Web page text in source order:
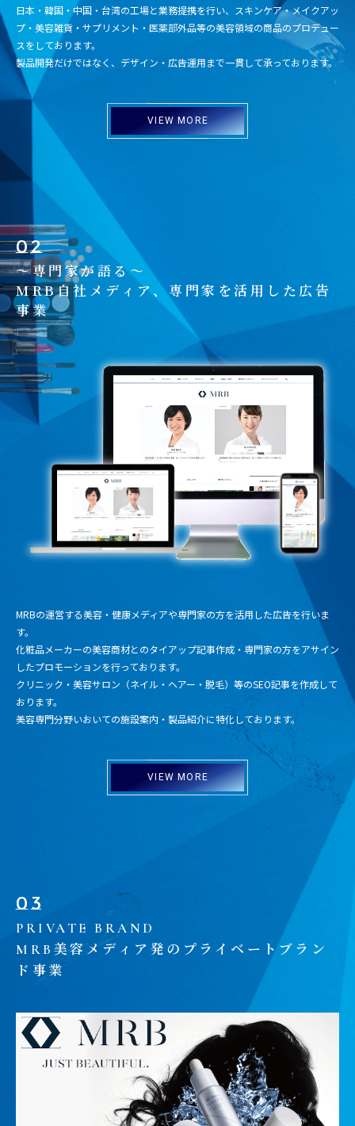
日本・韓国・中国・台湾の工場と業務提携を行い、スキンケア・メイクアッ
プ・美容雑貨・サプリメント・医薬部外品等の美容領域の商品のプロデュー
スをしております。
製品開発だけではなく、デザイン・広告運用まで一貫して承っております。
VIEW MORE
02
～専門家が語る～
MRB自社メディア、専門家を活用した広告
事業
MRBの運営する美容・健康メディアや専門家の方を活用した広告を行いま
す。
化粧品メーカーの美容商材とのタイアップ記事作成・専門家の方をアサイン
したプロモーションを行っております。
クリニック・美容サロン（ネイル・ヘアー・脱毛）等のSEO記事を作成して
おります。
美容専門分野いおいての施設案内・製品紹介に特化しております。
VIEW MORE
03
PRIVATE BRAND
MRB 美容メディア発のプライベートブラン
ド事業